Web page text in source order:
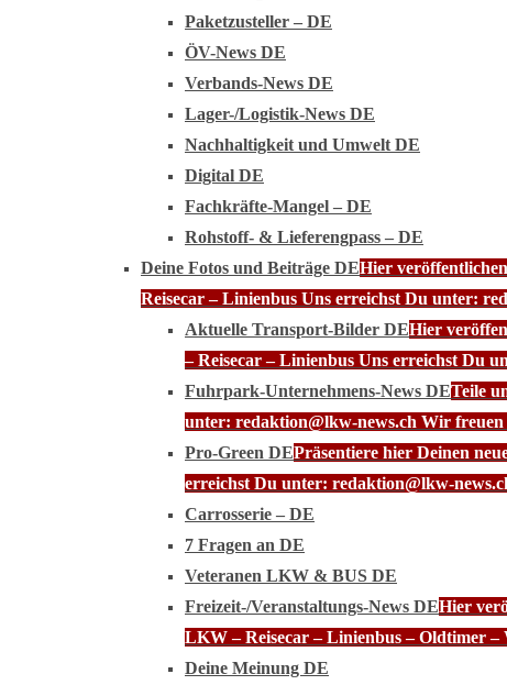
Paketzusteller – DE
ÖV-News DE
Verbands-News DE
Lager-/Logistik-News DE
Nachhaltigkeit und Umwelt DE
Digital DE
Fachkräfte-Mangel – DE
Rohstoff- & Lieferengpass – DE
Deine Fotos und Beiträge DEHier
Reisecar – Linienbus Uns erreichst Du unter:
Aktuelle Transport-Bilder DEHier
– Reisecar – Linienbus Uns erreichst Du
Fuhrpark-Unternehmens-News DETeile
unter: redaktion@lkw-news.ch Wir freuen
Pro-Green DEPräsentiere hier Deinen
erreichst Du unter: redaktion@lkw-
Carrosserie – DE
7 Fragen an DE
Veteranen LKW & BUS DE
Freizeit-/Veranstaltungs-News DEHier
LKW – Reisecar – Linienbus – Oldtimer
Deine Meinung DE